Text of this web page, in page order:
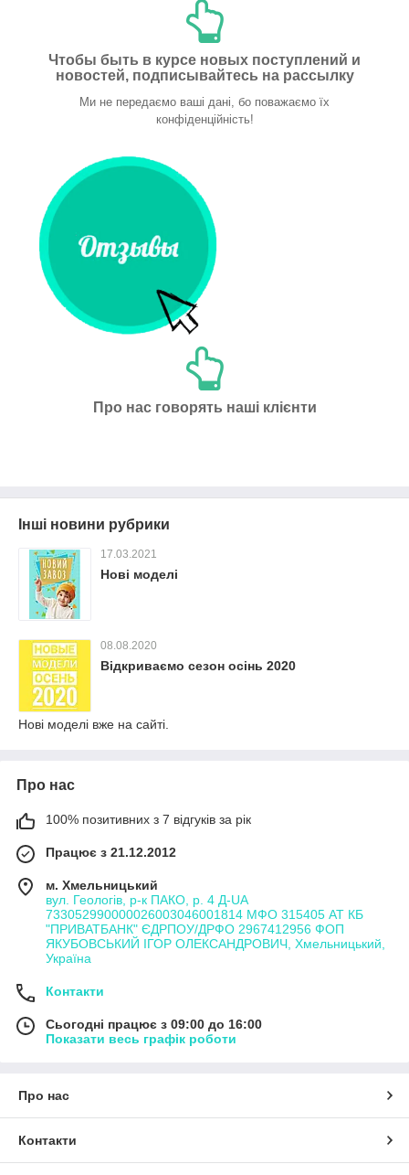
Чтобы быть в курсе новых поступлений и
новостей, подписывайтесь на рассылку
Ми не передаємо ваші дані, бо поважаємо їх
конфіденційність!
Про нас говорять наші клієнти
Інші новини рубрики
17.03.2021
Нові моделі
08.08.2020
Відкриваємо сезон осінь 2020
Нові моделі вже на сайті.
Про нас
100% позитивних з 7 відгуків за рік
Працює з 21.12.2012
м. Хмельницький
вул. Геологів, р-к ПАКО, р. 4 Д-UA
733052990000026003046001814 МФО 315405 АТ КБ
"ПРИВАТБАНК" ЄДРПОУ/ДРФО 2967412956 ФОП
ЯКУБОВСЬКИЙ ІГОР ОЛЕКСАНДРОВИЧ, Хмельницький,
Україна
Контакти
Сьогодні працює з 09:00 до 16:00
Показати весь графік роботи
Про нас
Контакти